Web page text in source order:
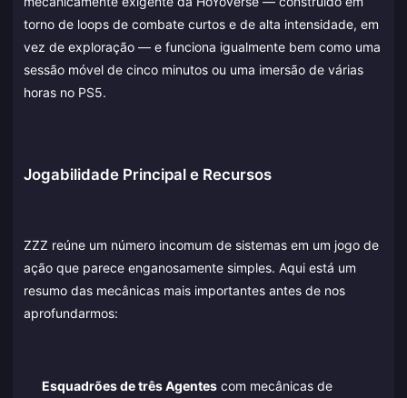
torno de loops de combate curtos e de alta intensidade, em
vez de exploração — e funciona igualmente bem como uma
sessão móvel de cinco minutos ou uma imersão de várias
horas no PS5.
Jogabilidade Principal e Recursos
ZZZ reúne um número incomum de sistemas em um jogo de
ação que parece enganosamente simples. Aqui está um
resumo das mecânicas mais importantes antes de nos
aprofundarmos:
Esquadrões de três Agentescom mecânicas de